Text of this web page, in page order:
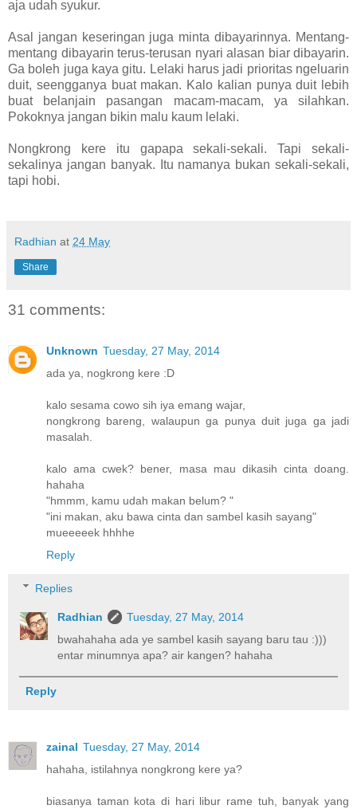
aja udah syukur.
Asal jangan keseringan juga minta dibayarinnya. Mentang-
mentang dibayarin terus-terusan nyari alasan biar dibayarin.
Ga boleh juga kaya gitu. Lelaki harus jadi prioritas ngeluarin
duit, seengganya buat makan. Kalo kalian punya duit lebih
buat belanjain pasangan macam-macam, ya silahkan.
Pokoknya jangan bikin malu kaum lelaki.
Nongkrong kere itu gapapa sekali-sekali. Tapi sekali-
sekalinya jangan banyak. Itu namanya bukan sekali-sekali,
tapi hobi.
Radhian at 24 May
Share
31 comments:
Unknown Tuesday, 27 May, 2014
ada ya, nogkrong kere :D
kalo sesama cowo sih iya emang wajar,
nongkrong bareng, walaupun ga punya duit juga ga jadi
masalah.
kalo ama cwek? bener, masa mau dikasih cinta doang.
hahaha
"hmmm, kamu udah makan belum? "
"ini makan, aku bawa cinta dan sambel kasih sayang"
mueeeeek hhhhe
Reply
Replies
Radhian
Tuesday, 27 May, 2014
bwahahaha ada ye sambel kasih sayang baru tau :)))
entar minumnya apa? air kangen? hahaha
Reply
zainal Tuesday, 27 May, 2014
hahaha, istilahnya nongkrong kere ya?
biasanya taman kota di hari libur rame tuh, banyak yang